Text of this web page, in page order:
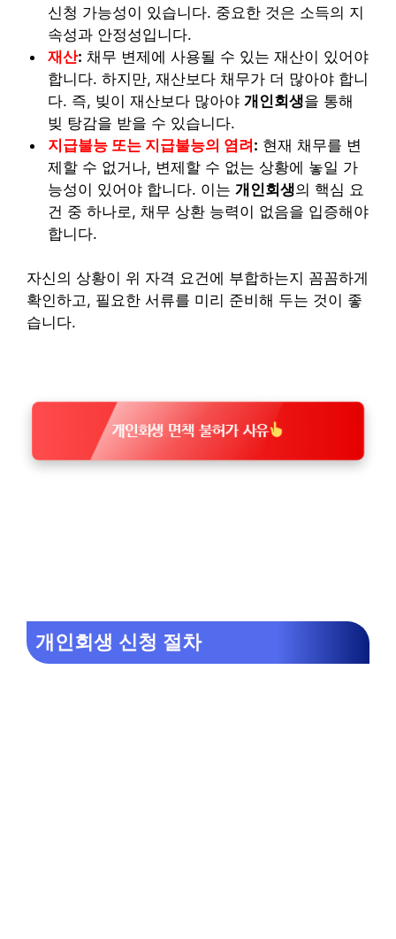
신청 가능성이 있습니다. 중요한 것은 소득의 지
속성과 안정성입니다.
재산: 채무 변제에 사용될 수 있는 재산이 있어야
합니다. 하지만, 재산보다 채무가 더 많아야 합니
다. 즉, 빚이 재산보다 많아야 개인회생을 통해
빚 탕감을 받을 수 있습니다.
지급불능 또는 지급불능의 염려: 현재 채무를 변
제할 수 없거나, 변제할 수 없는 상황에 놓일 가
능성이 있어야 합니다. 이는 개인회생의 핵심 요
건 중 하나로, 채무 상환 능력이 없음을 입증해야
합니다.
자신의 상황이 위 자격 요건에 부합하는지 꼼꼼하게
확인하고, 필요한 서류를 미리 준비해 두는 것이 좋
습니다.
개인회생 면책 불허가 사유
개인회생 신청 절차